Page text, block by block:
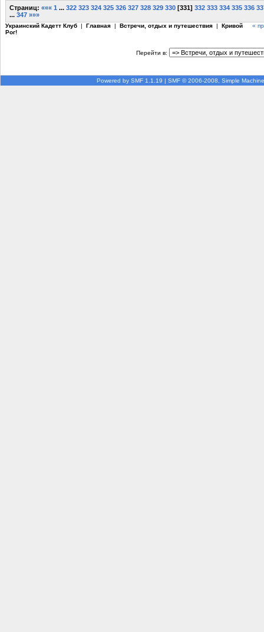
Страниц: ««« 1 ... 322 323 324 325 326 327 328 329 330 [331] 332 333 334 335 336
... 347 »»»
Украинский Кадетт Клуб | Главная | Встречи, отдых и путешествия | Кривой
Рог!
«
Перейти в:
Powered by SMF 1.1.19 | SMF © 2006-2008, Simple